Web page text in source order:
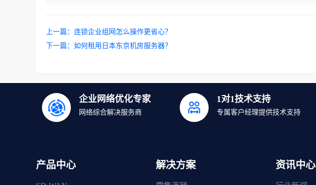
上一篇： 连锁企业组网怎么操作更省心？
下一篇： 如何租用日本东京机房服务器？
企业网络优化专家
网络综合解决服务商
1对1技术支持
专属客户经理提供技术支持
产品中心 解决方案 资讯中心